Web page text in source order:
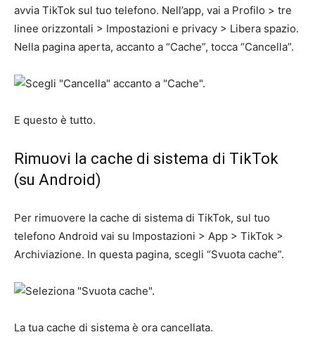
avvia TikTok sul tuo telefono. Nell’app, vai a Profilo > tre
linee orizzontali > Impostazioni e privacy > Libera spazio.
Nella pagina aperta, accanto a “Cache”, tocca “Cancella”.
E questo è tutto.
Rimuovi la cache di sistema di TikTok
(su Android)
Per rimuovere la cache di sistema di TikTok, sul tuo
telefono Android vai su Impostazioni > App > TikTok >
Archiviazione. In questa pagina, scegli “Svuota cache”.
La tua cache di sistema è ora cancellata.